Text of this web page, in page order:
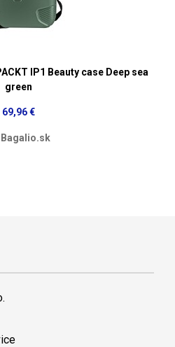
IP1 Beauty case Deep sea
green
69,96 €